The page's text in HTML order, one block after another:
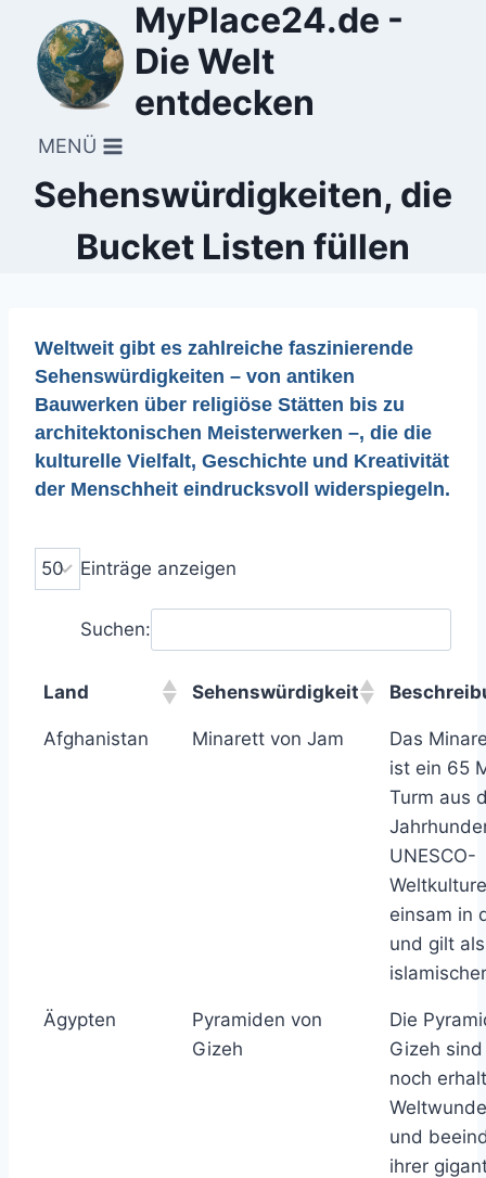
Inhalt
springen
MyPlace24.de -
Die Welt
entdecken
MENÜ
Sehenswürdigkeiten, die
Bucket Listen füllen
Weltweit gibt es zahlreiche faszinierende
Sehenswürdigkeiten – von antiken
Bauwerken über religiöse Stätten bis zu
architektonischen Meisterwerken –, die die
kulturelle Vielfalt, Geschichte und Kreativität
der Menschheit eindrucksvoll widerspiegeln.
Einträge anzeigen
Suchen:
Land Sehenswürdigkeit
Afghanistan Minarett von Jam
Das
ist ein 65
Turm aus
UNESCO-
einsam in
und gilt
Ägypten
Pyramiden von
Gizeh
Die
Gizeh
noch
und
ihrer